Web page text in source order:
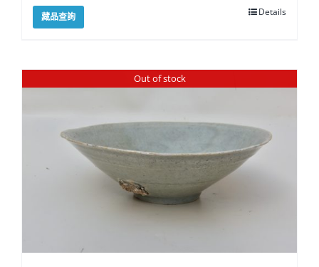
藏品查詢 Details
Out of stock